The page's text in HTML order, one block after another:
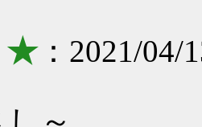
★：2021/04/